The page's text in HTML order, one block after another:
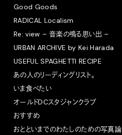
Good Goods
RADICAL Localism
Re: view – 音楽の鳴る思い出 –
URBAN ARCHIVE by Kei Harada
USEFUL SPAGHETTI RECIPE
あの人のリーディングリスト。
いま食べたい
オールドDCスタジャンクラブ
おすすめ
おとといまでのわたしのための写真論